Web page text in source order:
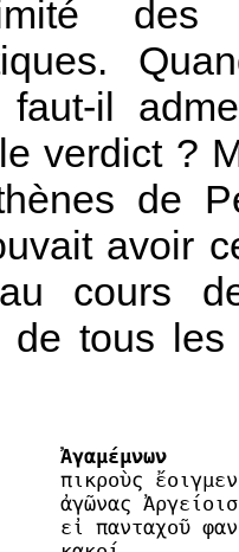
des
faut-il
verdict ?
de
avoir
cours
de tous
Ἀγαμέμνων
πικροὺς
ἀγῶνας
εἰ πανταχοῦ